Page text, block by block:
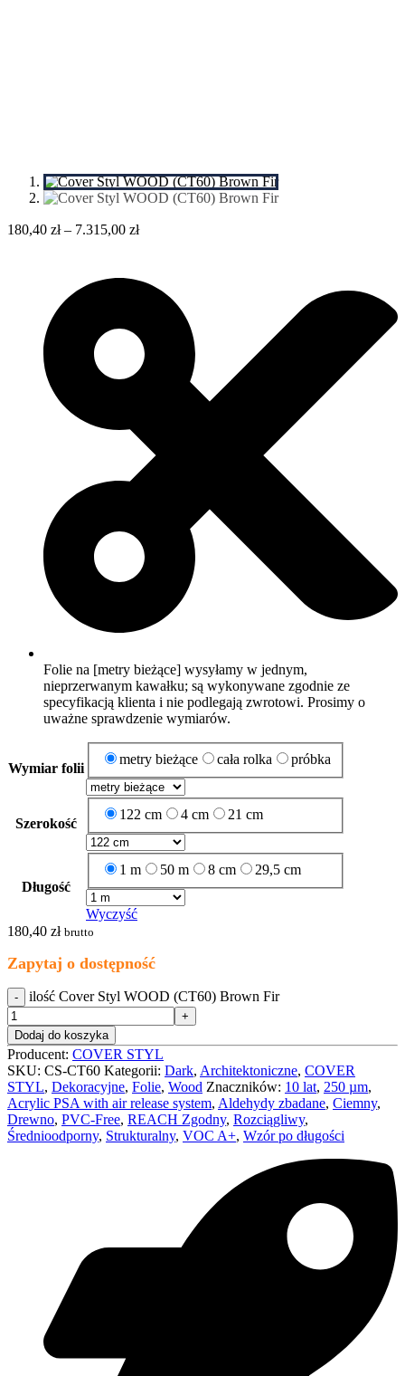
180,40 zł– 7.315,00 zł
Folie na [metry bieżące] wysyłamy w jednym,
nieprzerwanym kawałku; są wykonywane zgodnie ze
specyfikacją klienta i nie podlegają zwrotowi. Prosimy o
uważne sprawdzenie wymiarów.
Wymiar folii
metry bieżące cała rolka próbka
Szerokość
122 cm 4 cm 21 cm
Długość
1 m 50 m 8 cm 29,5 cm
Wyczyść
180,40 zł brutto
Zapytaj o dostępność
ilość Cover Styl WOOD (CT60) Brown Fir
Dodaj do koszyka
Producent: COVER STYL
SKU: CS-CT60 Kategorii: Dark, Architektoniczne, COVER
STYL, Dekoracyjne, Folie, Wood Znaczników: 10 lat, 250 µm,
Acrylic PSA with air release system, Aldehydy zbadane, Ciemny,
Drewno, PVC-Free, REACH Zgodny, Rozciągliwy,
Średnioodporny, Strukturalny, VOC A+, Wzór po długości